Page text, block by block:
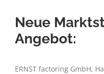
Neue
Angebot:
ERNST factoring GmbH,